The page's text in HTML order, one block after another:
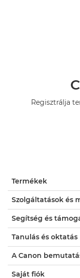
Regisztrálja
Termékek
Szolgáltatások és
Segítség és
Tanulás és oktatás
A Canon
Saját fiók